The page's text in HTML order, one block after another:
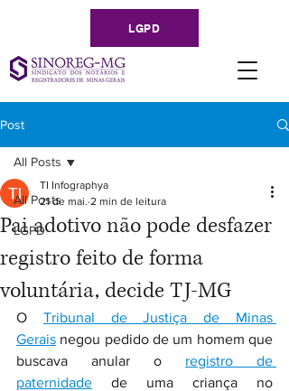
LGPD
Post
All Posts
LGPD
All Posts
Pai adotivo não pode desfazer
registro feito de forma
voluntária, decide TJ-MG
TI Infographya
21 de mai. 2 min de leitura
O Tribunal de Justiça de Minas
Gerais negou pedido de um homem que
buscava anular o registro de
paternidade de uma criança no